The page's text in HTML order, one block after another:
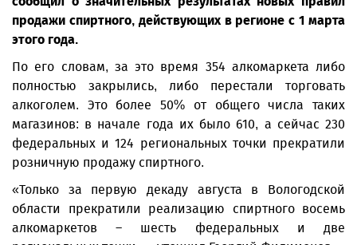
продажи спиртного, действующих в регионе с 1 марта
этого года.
По его словам, за это время 354 алкомаркета либо
полностью закрылись, либо перестали торговать
алкоголем. Это более 50% от общего числа таких
магазинов: в начале года их было 610, а сейчас 230
федеральных и 124 региональных точки прекратили
розничную продажу спиртного.
«Только за первую декаду августа в Вологодской
области прекратили реализацию спиртного восемь
алкомаркетов – шесть федеральных и две